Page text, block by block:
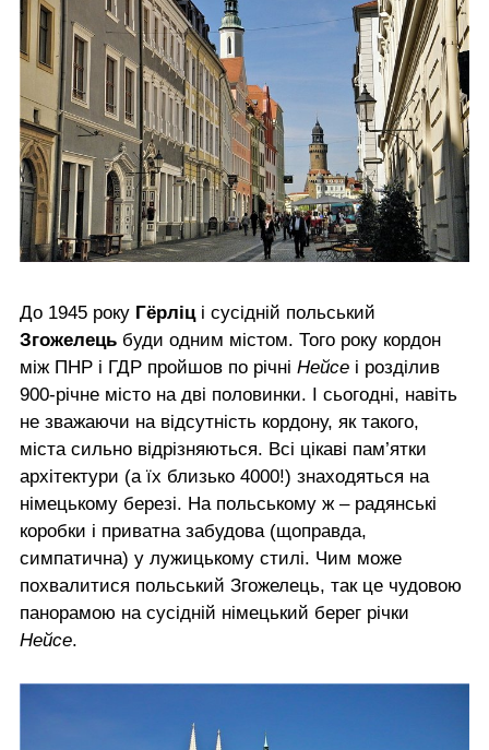
До 1945 року Гёрліц і сусідній польський
Згожелець буди одним містом. Того року кордон
між ПНР і ГДР пройшов по річні Нейсе і розділив
900-річне місто на дві половинки. І сьогодні, навіть
не зважаючи на відсутність кордону, як такого,
міста сильно відрізняються. Всі цікаві пам’ятки
архітектури (а їх близько 4000!) знаходяться на
німецькому березі. На польському ж – радянські
коробки і приватна забудова (щоправда,
симпатична) у лужицькому стилі. Чим може
похвалитися польський Згожелець, так це чудовою
панорамою на сусідній німецький берег річки
Нейсе.